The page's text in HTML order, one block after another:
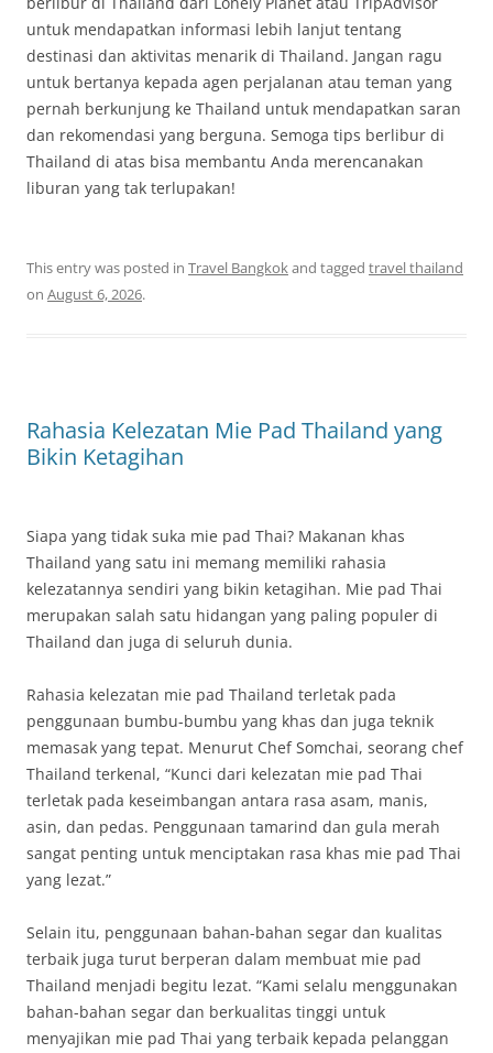
untuk mendapatkan informasi lebih lanjut tentang
destinasi dan aktivitas menarik di Thailand. Jangan ragu
untuk bertanya kepada agen perjalanan atau teman yang
pernah berkunjung ke Thailand untuk mendapatkan saran
dan rekomendasi yang berguna. Semoga tips berlibur di
Thailand di atas bisa membantu Anda merencanakan
liburan yang tak terlupakan!
This entry was posted in Travel Bangkokand tagged travel thailand
on August 6, 2026.
Rahasia Kelezatan Mie Pad Thailand yang
Bikin Ketagihan
Siapa yang tidak suka mie pad Thai? Makanan khas
Thailand yang satu ini memang memiliki rahasia
kelezatannya sendiri yang bikin ketagihan. Mie pad Thai
merupakan salah satu hidangan yang paling populer di
Thailand dan juga di seluruh dunia.
Rahasia kelezatan mie pad Thailand terletak pada
penggunaan bumbu-bumbu yang khas dan juga teknik
memasak yang tepat. Menurut Chef Somchai, seorang chef
Thailand terkenal, “Kunci dari kelezatan mie pad Thai
terletak pada keseimbangan antara rasa asam, manis,
asin, dan pedas. Penggunaan tamarind dan gula merah
sangat penting untuk menciptakan rasa khas mie pad Thai
yang lezat.”
Selain itu, penggunaan bahan-bahan segar dan kualitas
terbaik juga turut berperan dalam membuat mie pad
Thailand menjadi begitu lezat. “Kami selalu menggunakan
bahan-bahan segar dan berkualitas tinggi untuk
menyajikan mie pad Thai yang terbaik kepada pelanggan